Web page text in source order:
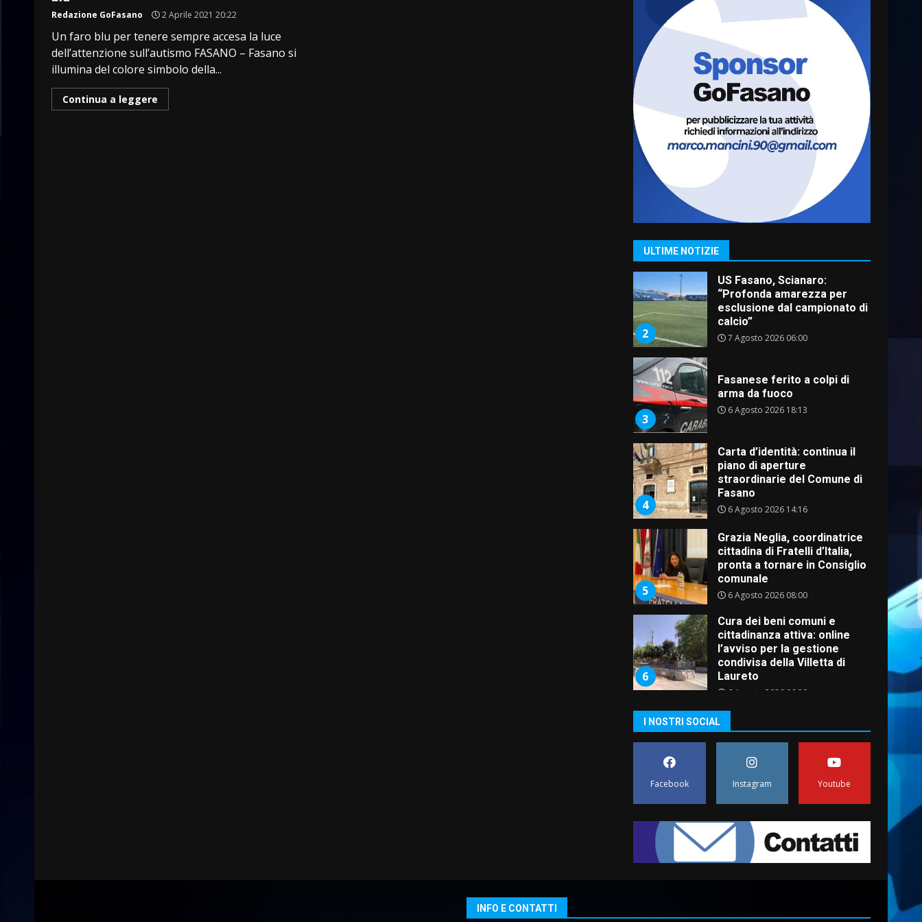
Redazione GoFasano 2 Aprile 2021 20:22
Un faro blu per tenere sempre accesa la luce
dell’attenzione sull’autismo FASANO – Fasano si
illumina del colore simbolo della...
Continua a leggere
ULTIME NOTIZIE
Cura dei beni comuni e
cittadinanza attiva: online
l’avviso per la gestione
condivisa della Villetta di
Laureto
6 Agosto 2026 06:20
7
La magia del Minareto e la
prima assoluta de “L’Albergo
Belvedere. Il rapimento”
6 Agosto 2026 06:15
1
“I Contestatori: Musica di
Rivoluzione”: nuovo
appuntamento con “Fasano in
2
US Fasano, Scianaro:
“Profonda amarezza per
esclusione dal campionato di
calcio”
7 Agosto 2026 06:00
3
Fasanese ferito a colpi di
arma da fuoco
6 Agosto 2026 18:13
4
Carta d’identità: continua il
piano di aperture
straordinarie del Comune di
Fasano
6 Agosto 2026 14:16
5
Grazia Neglia, coordinatrice
cittadina di Fratelli d’Italia,
pronta a tornare in Consiglio
comunale
6 Agosto 2026 08:00
6
Cura dei beni comuni e
cittadinanza attiva: online
l’avviso per la gestione
condivisa della Villetta di
Laureto
6 Agosto 2026 06:20
prima assoluta de “L’Albergo
Belvedere. Il rapimento”
6 Agosto 2026 06:15
appuntamento con “Fasano in
Banda”
7 Agosto 2026 06:05
I NOSTRI SOCIAL
Facebook Instagram Youtube
INFO E CONTATTI